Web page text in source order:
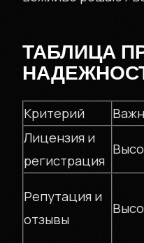
ТАБЛИЦА
Критерий
Лицензия и
регистрация
Репутация и
отзывы